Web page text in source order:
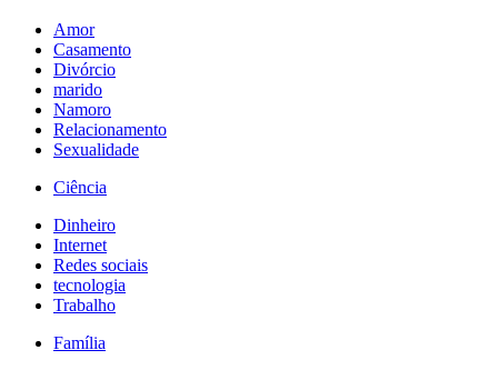
Amor
Casamento
Divórcio
marido
Namoro
Relacionamento
Sexualidade
Ciência
Dinheiro
Internet
Redes sociais
tecnologia
Trabalho
Família